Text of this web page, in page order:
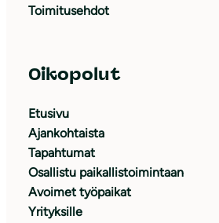
Toimitusehdot
Oikopolut
Etusivu
Ajankohtaista
Tapahtumat
Osallistu paikallistoimintaan
Avoimet työpaikat
Yrityksille